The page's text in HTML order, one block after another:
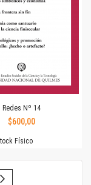
Redes Nº 14
$600,00
Físico